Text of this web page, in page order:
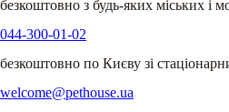
безкоштовно з будь-яких міських і
044-300-01-02
безкоштовно по Києву зі
welcome@pethouse.ua